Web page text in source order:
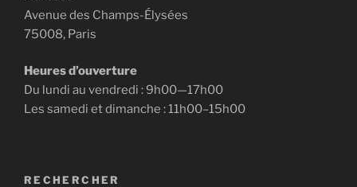
Avenue des Champs-Élysées
75008, Paris
Heures d’ouverture
Du lundi au vendredi : 9h00—17h00
Les samedi et dimanche : 11h00–15h00
RECHERCHER